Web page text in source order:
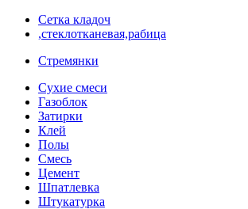
Сетка кладоч
,стеклотканевая,рабица
Стремянки
Сухие смеси
Газоблок
Затирки
Клей
Полы
Смесь
Цемент
Шпатлевка
Штукатурка